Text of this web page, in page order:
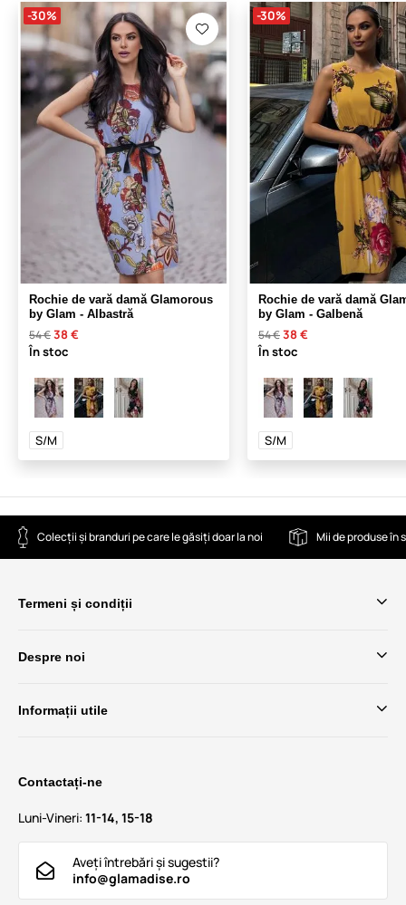
-30%
Rochie de vară damă Glamorous
by Glam - Albastră
54 €38 €
În stoc
S/M
-30%
Rochie de vară damă
by Glam - Galbenă
54 €38 €
În stoc
S/M
Colecții și branduri pe care le găsiți doar la noi Mii de produse în
Termeni și condiții
Despre noi
Informații utile
Contactați-ne
Luni-Vineri: 11-14, 15-18
Aveți întrebări și sugestii?
info@glamadise.ro